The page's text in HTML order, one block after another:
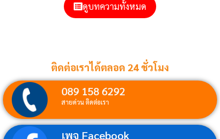
ดูบทความทั้งหมด
ติดต่อเราได้ตลอด 24 ชั่วโมง
089 158 6292
สายด่วน ติดต่อเรา
เพจ Facebook